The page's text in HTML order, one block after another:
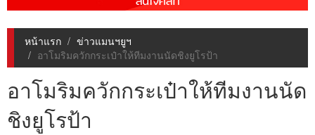
หน้าแรก
ข่าวแมนฯยูฯ
อาโมริมควักกระเป๋าให้ทีมงานนัดชิงยูโรป้า
อาโมริมควักกระเป๋าให้ทีมงานนัด
ชิงยูโรป้า